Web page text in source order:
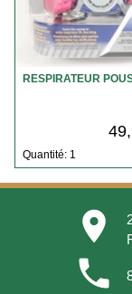
RESPIRATEUR
Quantité: 1
place
phone